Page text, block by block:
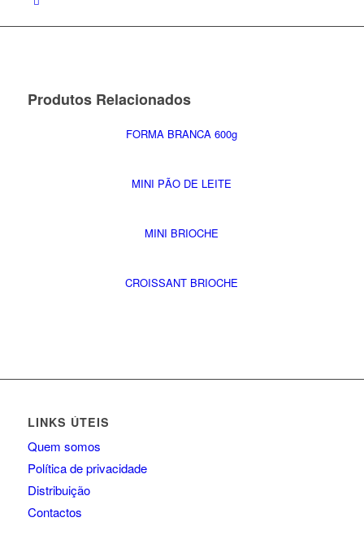
Produtos Relacionados
FORMA BRANCA 600g
MINI PÃO DE LEITE
MINI BRIOCHE
CROISSANT BRIOCHE
LINKS ÚTEIS
Quem somos
Política de privacidade
Distribuição
Contactos